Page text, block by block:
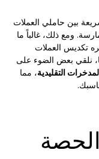
بين حاملي العملات
ومع ذلك، غالباً ما
تكديس العملات
نلقي بعض الضوء على
التقليدية، مما